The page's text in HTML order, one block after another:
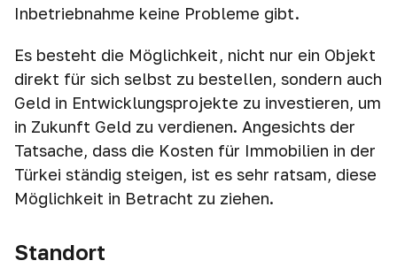
Inbetriebnahme keine Probleme gibt.
Es besteht die Möglichkeit, nicht nur ein Objekt
direkt für sich selbst zu bestellen, sondern auch
Geld in Entwicklungsprojekte zu investieren, um
in Zukunft Geld zu verdienen. Angesichts der
Tatsache, dass die Kosten für Immobilien in der
Türkei ständig steigen, ist es sehr ratsam, diese
Möglichkeit in Betracht zu ziehen.
Standort